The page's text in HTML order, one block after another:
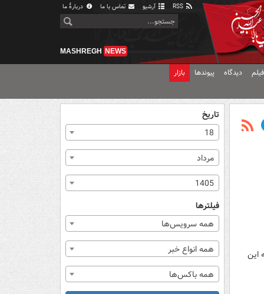
آرشیو تماس با ما دربارهٔ ما
MASHREGH NEWS
دیدگاه پیوندها بازار
این
تاریخ
18
مرداد
1405
فیلترها
همه سرویس‌ها
همه انواع خبر
همه باکس‌ها